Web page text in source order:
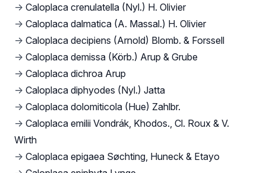
→ Caloplaca crenulatella (Nyl.) H. Olivier
→ Caloplaca dalmatica (A. Massal.) H. Olivier
→ Caloplaca decipiens (Arnold) Blomb. & Forssell
→ Caloplaca demissa (Körb.) Arup & Grube
→ Caloplaca dichroa Arup
→ Caloplaca diphyodes (Nyl.) Jatta
→ Caloplaca dolomiticola (Hue) Zahlbr.
→ Caloplaca emilii Vondrák, Khodos., Cl. Roux & V.
Wirth
→ Caloplaca epigaea Søchting, Huneck & Etayo